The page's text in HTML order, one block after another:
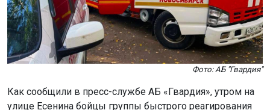
Фото: АБ "Гвардия"
Как сообщили в пресс-службе АБ «Гвардия», утром на
улице Есенина бойцы группы быстрого реагирования